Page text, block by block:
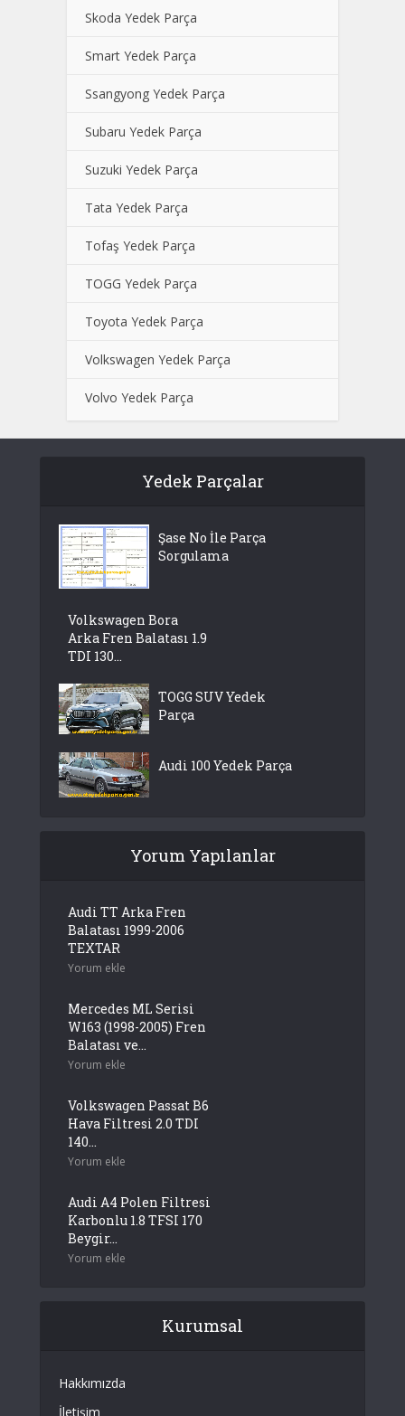
Skoda Yedek Parça
Smart Yedek Parça
Ssangyong Yedek Parça
Subaru Yedek Parça
Suzuki Yedek Parça
Tata Yedek Parça
Tofaş Yedek Parça
TOGG Yedek Parça
Toyota Yedek Parça
Volkswagen Yedek Parça
Volvo Yedek Parça
Yedek Parçalar
Şase No İle Parça
Sorgulama
Volkswagen Bora
Arka Fren Balatası 1.9
TDI 130...
TOGG SUV Yedek
Parça
Audi 100 Yedek Parça
Yorum Yapılanlar
Audi TT Arka Fren
Balatası 1999-2006
TEXTAR
Yorum ekle
Mercedes ML Serisi
W163 (1998-2005) Fren
Balatası ve...
Yorum ekle
Volkswagen Passat B6
Hava Filtresi 2.0 TDI
140...
Yorum ekle
Audi A4 Polen Filtresi
Karbonlu 1.8 TFSI 170
Beygir...
Yorum ekle
Kurumsal
Hakkımızda
İletişim